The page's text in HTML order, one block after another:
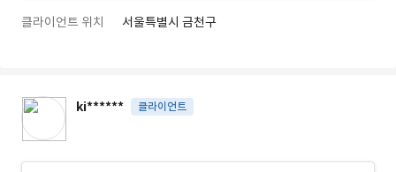
클라이언트 위치 서울특별시 금천구
ki****** 클라이언트